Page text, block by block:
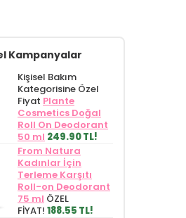
Kampanyalar
Kişisel Bakım
Kategorisine Özel
Fiyat Plante
Cosmetics Doğal
Roll On Deodorant
50 ml 249.90 TL!
From Natura
Kadınlar İçin
Terleme Karşıtı
Roll-on Deodorant
75 ml ÖZEL
FİYAT! 188.55 TL!